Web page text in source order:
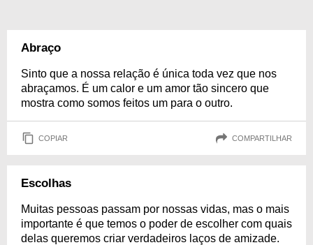
Abraço
Sinto que a nossa relação é única toda vez que nos
abraçamos. É um calor e um amor tão sincero que
mostra como somos feitos um para o outro.
COPIAR COMPARTILHAR
Escolhas
Muitas pessoas passam por nossas vidas, mas o mais
importante é que temos o poder de escolher com quais
delas queremos criar verdadeiros laços de amizade.